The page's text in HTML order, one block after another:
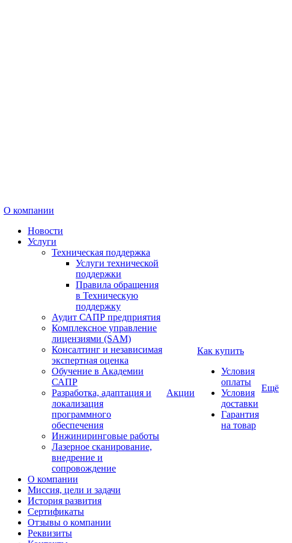
О компании
Новости
Услуги
Техническая поддержка
Услуги технической
поддержки
Правила обращения
в Техническую
поддержку
Аудит САПР предприятия
Комплексное управление
лицензиями (SAM)
Консалтинг и независимая
экспертная оценка
Обучение в Академии
САПР
Разработка, адаптация и
локализация
программного
обеспечения
Инжиниринговые работы
Лазерное сканирование,
внедрение и
сопровождение
О компании
Миссия, цели и задачи
История развития
Сертификаты
Отзывы о компании
Реквизиты
Акции
Как купить
Условия
оплаты
Условия
доставки
Гарантия
на товар
Ещё